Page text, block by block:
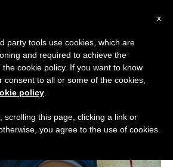
x
party tools use cookies, which are
and required to achieve the
cookie policy. If you want to know
consent to all or some of the cookies,
policy
scrolling this page, clicking a link or
you agree to the use of cookies.